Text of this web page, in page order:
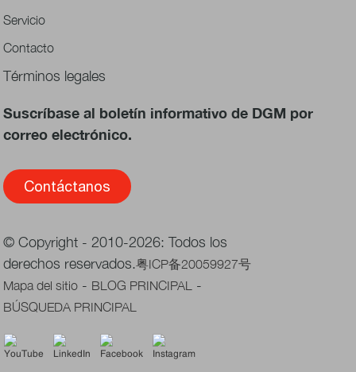
Servicio
Contacto
Términos legales
Suscríbase al boletín informativo de DGM por
correo electrónico.
Contáctanos
© Copyright - 2010-2026: Todos los
derechos reservados.粤ICP备20059927号
Mapa del sitio - BLOG PRINCIPAL -
BÚSQUEDA PRINCIPAL